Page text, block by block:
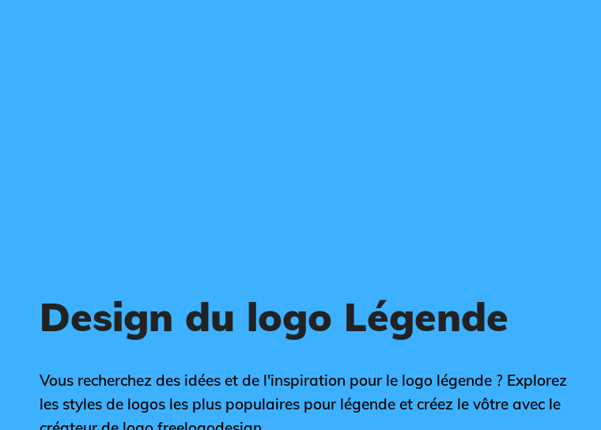
Design du logo Légende
Vous recherchez des idées et de l'inspiration pour le logo légende ? Explorez
les styles de logos les plus populaires pour légende et créez le vôtre avec le